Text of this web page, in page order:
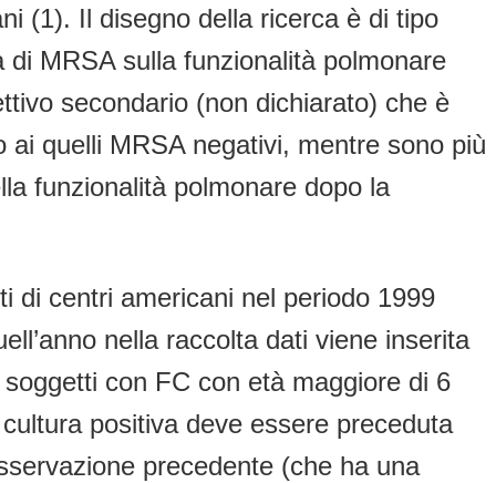
(1). Il disegno della ricerca è di tipo
MRSA sulla funzionalità polmonare
secondario (non dichiarato) che è
quelli MRSA negativi, mentre sono più
funzionalità polmonare dopo la
di centri americani nel periodo 1999
nella raccolta dati viene inserita
con FC con età maggiore di 6
positiva deve essere preceduta
precedente (che ha una